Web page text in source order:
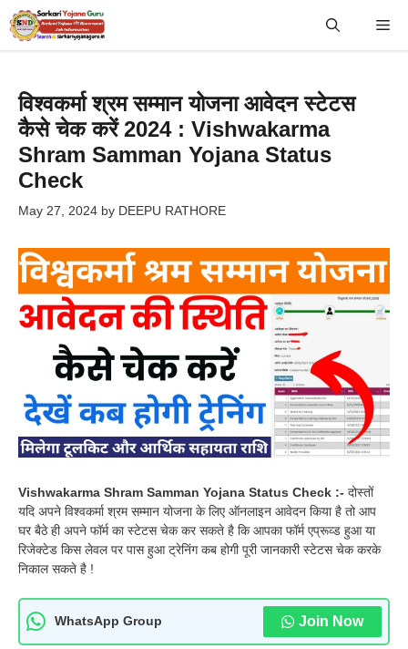
Skip
to
विश्वकर्मा श्रम सम्मान योजना आवेदन स्टेटस
कैसे चेक करें 2024 : Vishwakarma
Shram Samman Yojana Status
Check
May 27, 2024 by DEEPU RATHORE
Vishwakarma Shram Samman Yojana Status Check :- दोस्तों
यदि अपने विश्वकर्मा श्रम सम्मान योजना के लिए ऑनलाइन आवेदन किया है तो आप
घर बैठे ही अपने फॉर्म का स्टेटस चेक कर सकते है कि आपका फॉर्म एप्रूव्ड हुआ या
रिजेक्टेड किस लेवल पर पास हुआ ट्रेनिंग कब होगी पूरी जानकारी स्टेटस चेक करके
निकाल सकते है !
WhatsApp Group Join Now